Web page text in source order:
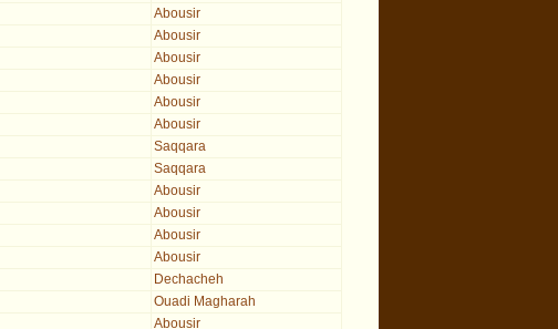
Abousir
Abousir
Abousir
Abousir
Abousir
Abousir
Saqqara
Saqqara
Abousir
Abousir
Abousir
Abousir
Dechacheh
Ouadi Magharah
Abousir